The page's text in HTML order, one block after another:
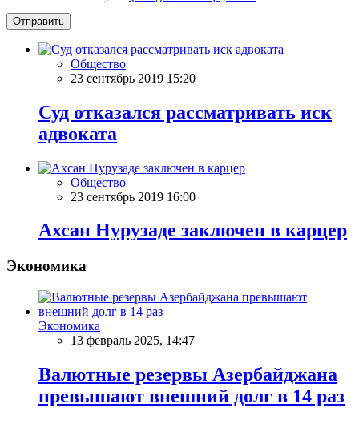
Отправить
Общество
23 сентябрь 2019 15:20
Суд отказался рассматривать иск
адвоката
Общество
23 сентябрь 2019 16:00
Ахсан Нурузаде заключен в карцер
Экономика
Экономика
13 февраль 2025, 14:47
Валютные резервы Азербайджана
превышают внешний долг в 14 раз